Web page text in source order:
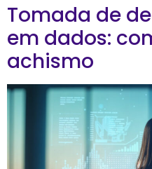
Tomada de
em dados:
achismo